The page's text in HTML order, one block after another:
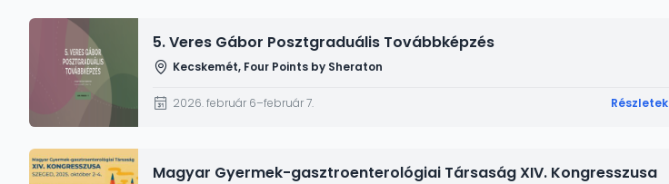
Kép
5. Veres Gábor Posztgraduális Továbbképzés
Kecskemét, Four Points by Sheraton
2026. február 6–február 7. Részletek
Kép
Magyar Gyermek-gasztroenterológiai Társaság XIV. Kongresszusa